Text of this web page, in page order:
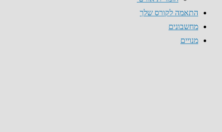
התאמה לקורס שלך
מחשבונים
מנויים